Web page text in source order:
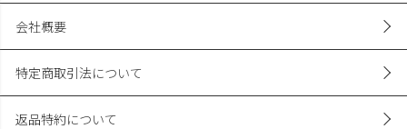
会社概要
特定商取引法について
返品特約について